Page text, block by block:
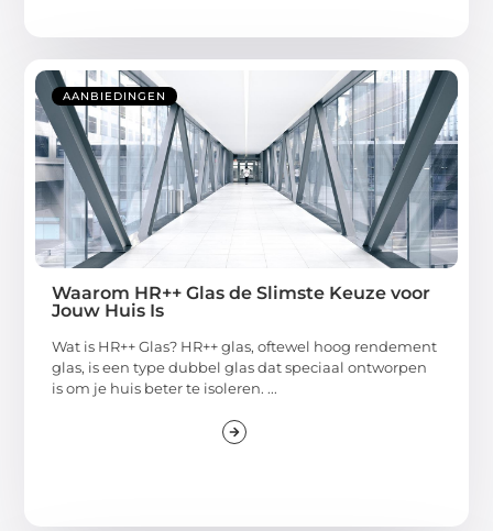
AANBIEDINGEN
Waarom HR++ Glas de Slimste Keuze voor
Jouw Huis Is
Wat is HR++ Glas? HR++ glas, oftewel hoog rendement
glas, is een type dubbel glas dat speciaal ontworpen
is om je huis beter te isoleren. ...